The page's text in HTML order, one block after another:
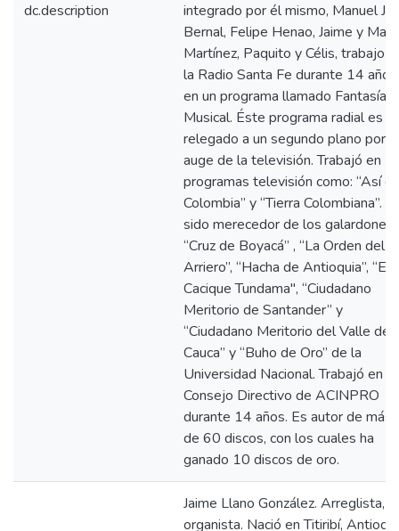
dc.description
integrado por él mismo, Manuel J.
Bernal, Felipe Henao, Jaime y
Martínez, Paquito y Célis, trabajo
la Radio Santa Fe durante 14 años
en un programa llamado Fantasía
Musical. Éste programa radial es
relegado a un segundo plano por
auge de la televisión. Trabajó en
programas televisión como: “Así es
Colombia” y “Tierra Colombiana”.
sido merecedor de los galardones:
“Cruz de Boyacá” , “La Orden del
Arriero”, “Hacha de Antioquia”, “El
Cacique Tundama", “Ciudadano
Meritorio de Santander” y
“Ciudadano Meritorio del Valle del
Cauca” y “Buho de Oro” de la
Universidad Nacional. Trabajó en el
Consejo Directivo de ACINPRO
durante 14 años. Es autor de más
de 60 discos, con los cuales ha
ganado 10 discos de oro.
Jaime Llano González. Arreglista,
organista. Nació en Titiribí,